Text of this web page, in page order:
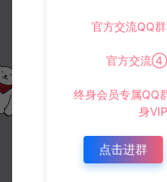
官方交流QQ
官方交流④
终身会员专属QQ
身
点击进群